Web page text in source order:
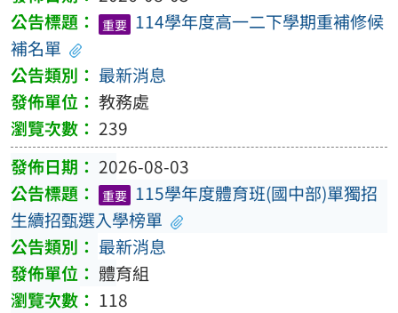
重要 114學年度高一二下學期重補修候
補名單
最新消息
教務處
239
2026-08-03
重要 115學年度體育班(國中部)單獨招
生續招甄選入學榜單
最新消息
體育組
118